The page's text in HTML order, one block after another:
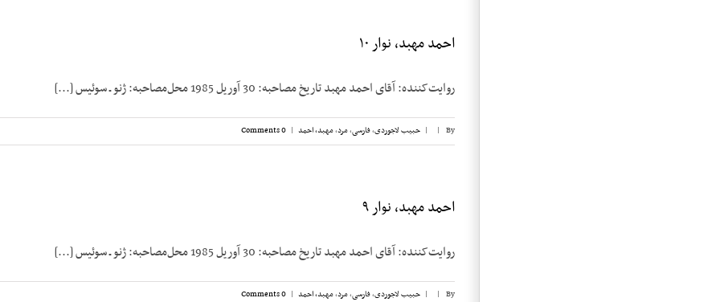
احمد مهبد، نوار ۱۰
روایت‌کننده: آقای احمد مهبد تاریخ مصاحبه: 30 آوریل 1985 محل‌مصاحبه: ژنو ـ سوئیس [...]
By
|
| حبیب لاجوردی,فارسی,مرد,مهبد، احمد |
0 Comments
احمد مهبد، نوار ۹
روایت‌کننده: آقای احمد مهبد تاریخ مصاحبه: 30 آوریل 1985 محل‌مصاحبه: ژنو ـ سوئیس [...]
By
|
| حبیب لاجوردی,فارسی,مرد,مهبد، احمد |
0 Comments